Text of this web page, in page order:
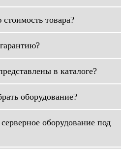
товара?
в каталоге?
оборудование?
оборудование под